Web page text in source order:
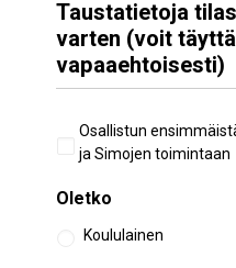
Taustatietoja
varten (voit
vapaaehtoisesti)
Aiempi
osallistuminen
Osallistun
ja Simojen toimintaan
Oletko
Koululainen